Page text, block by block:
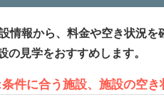
情報から、料金や空き状況を
の見学をおすすめします。
件に合う施設、施設の空き